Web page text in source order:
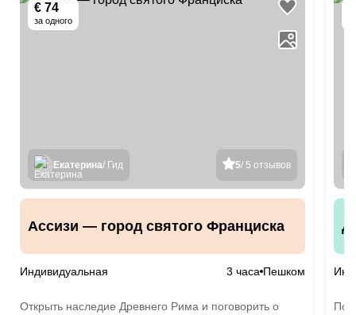
€ 74
за одного
5/ 5 отзывов
Екатерина/ Гид
Ассизи — город святого Франциска
Индивидуальная 3 часа Пешком
Открыть наследие Древнего Рима и поговорить о